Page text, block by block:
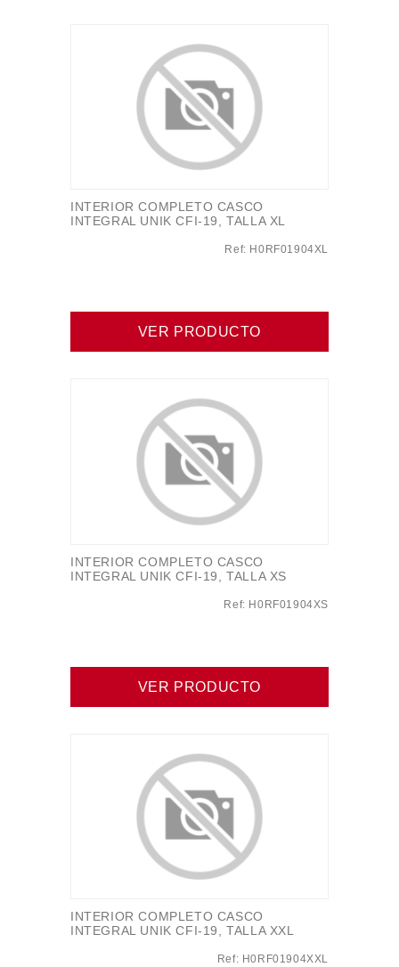
INTERIOR COMPLETO CASCO
INTEGRAL UNIK CFI-19, TALLA XL
Ref: H0RF01904XL
VER PRODUCTO
INTERIOR COMPLETO CASCO
INTEGRAL UNIK CFI-19, TALLA XS
Ref: H0RF01904XS
VER PRODUCTO
INTERIOR COMPLETO CASCO
INTEGRAL UNIK CFI-19, TALLA XXL
Ref: H0RF01904XXL